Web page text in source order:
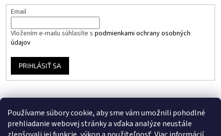
Používame súbory cookie, aby sme vám umožnili pohodlné
prehliadanie webovej stránky a vďaka analýze neustále
Email
Vložením e-mailu súhlasíte s podmienkami ochrany osobných
údajov
PRIHLÁSIŤ SA